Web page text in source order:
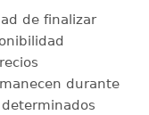
de finalizar
durante